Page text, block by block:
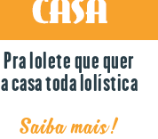
Pra lolete que quer
a casa toda lolística
Saiba mais!